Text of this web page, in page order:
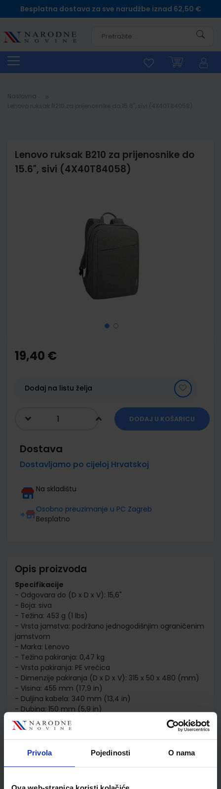
Privola Pojedinosti O nama
Besplatna dostava za sve narudžbe iznad 62,50 €
Naslovna
Lenovo ruksak B210 za prijenosnike do
15.6", sivi (4X40T84058)
the
beginning
gallery
19,40 €
Dodaj na listu želja
DODAJ U KOŠARICU
Dostava
Dostavljamo po cijeloj Hrvatskoj
Na skladištu
Osobno preuzimanje u PC Zagreb
Besplatno
Opis proizvoda
Specifikacije
- Odgovara do (D x D x V): 15,6"
- Boja: siva
- Težina: 453 g (1 lbs)
- Vrsta jamstva: podržano jednogodišnjim ograničenim
jamstvom
- Marka: Lenovo
- Težina pakiranja: 0,47 kg
- Vrsta pakiranja: PE vrećica
- Dimenzije pakiranja (D x D x V): 315 x 50 x 480 (mm)
- Visina: 455 mm (17,9 in)
- Duljina kabela: 340 mm (13,4 in)
- Dubina: 150 mm (5,9 in)
- Posebne/dodane značajke: poliesterska tkanina od
snježne pređe, džep za brzi pristup, podstavljena
unutrašnjost, podesiva naramenica
- Jamstveni rok: 1 godina -